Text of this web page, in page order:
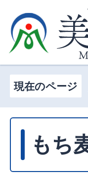
現在のページ
もち